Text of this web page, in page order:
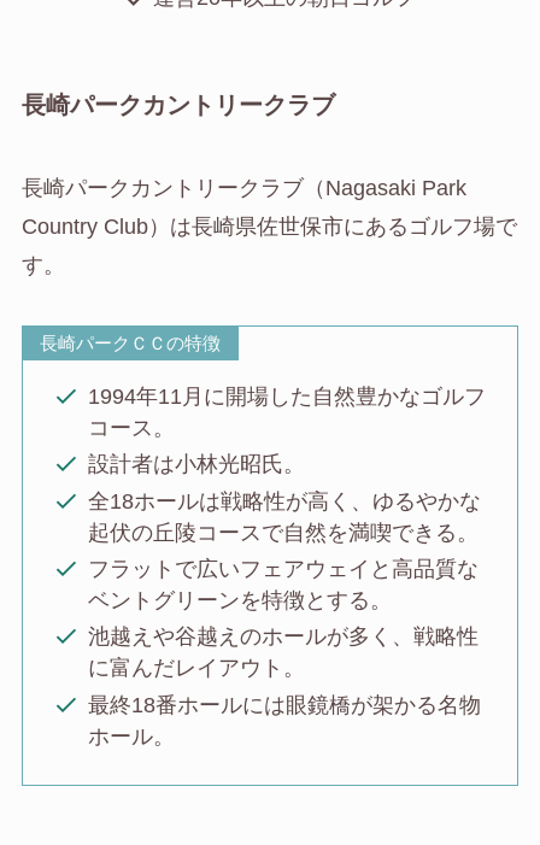
長崎パークカントリークラブ
長崎パークカントリークラブ（Nagasaki Park
Country Club）は長崎県佐世保市にあるゴルフ場で
す。
長崎パークＣＣの特徴
1994年11月に開場した自然豊かなゴルフ
コース。
設計者は小林光昭氏。
全18ホールは戦略性が高く、ゆるやかな
起伏の丘陵コースで自然を満喫できる。
フラットで広いフェアウェイと高品質な
ベントグリーンを特徴とする。
池越えや谷越えのホールが多く、戦略性
に富んだレイアウト。
最終18番ホールには眼鏡橋が架かる名物
ホール。